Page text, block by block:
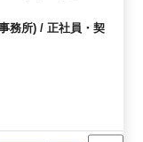
前年度実績で
備や退職金制度
勤手当も支給
現在50代・60
の方が働きや
子育て中の職員も
務所) / 正社員・契